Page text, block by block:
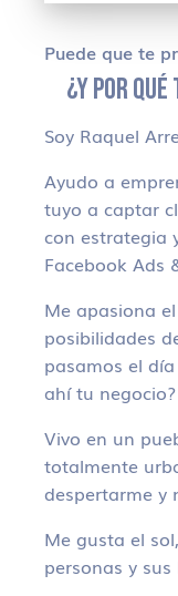
Puede que te
¿Y POR
Soy Raquel
Ayudo a
tuyo a captar
con estrategia
Facebook Ads
Me apasiona
posibilidades
pasamos el
ahí tu negocio?
Vivo en un
totalmente
despertarme y
Me gusta el
personas y